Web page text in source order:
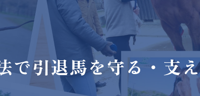
で引退馬を守る・支